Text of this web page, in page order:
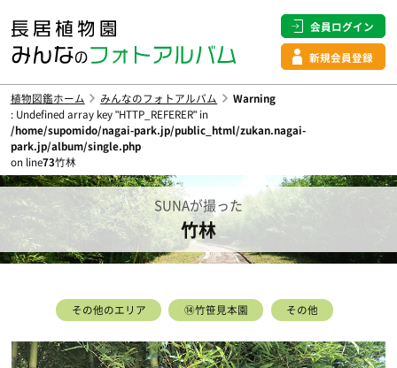
会員ログイン
新規会員登録
植物図鑑ホーム みんなのフォトアルバム
Warning
: Undefined array key "HTTP_REFERER" in
/home/supomido/nagai-park.jp/public_html/zukan.nagai-
park.jp/album/single.php
on line73竹林
SUNAが撮った
竹林
その他のエリア ⑭竹笹見本園 その他